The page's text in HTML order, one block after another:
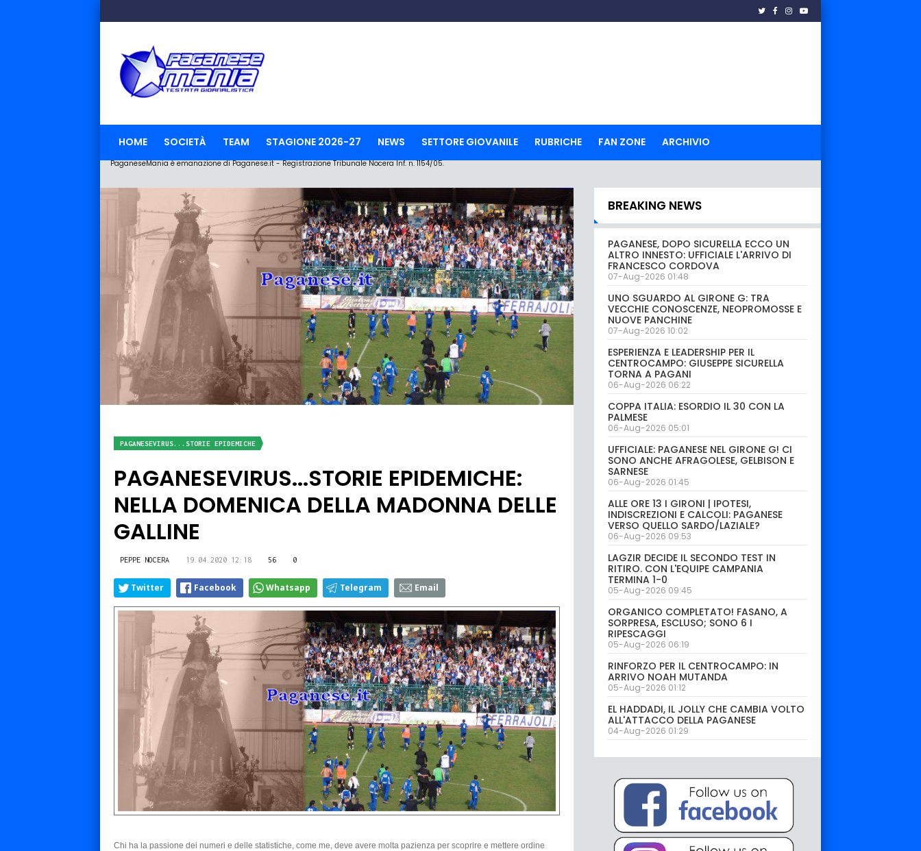
HOME SOCIETÀ TEAM STAGIONE 2026-27 NEWS SETTORE GIOVANILE RUBRICHE FAN ZONE ARCHIVIO
PaganeseMania è emanazione di Paganese.it - Registrazione Tribunale Nocera Inf. n. 1154/05.
PAGANESEVIRUS...STORIE EPIDEMICHE
PAGANESEVIRUS...STORIE EPIDEMICHE:
NELLA DOMENICA DELLA MADONNA DELLE
GALLINE
PEPPE NOCERA 19.04.2020 12:18 56 0
Twitter Facebook Whatsapp Telegram Email
Chi ha la passione dei numeri e delle statistiche, come me, deve avere molta pazienza per scoprire e mettere ordine
BREAKING NEWS
PAGANESE, DOPO SICURELLA ECCO UN
ALTRO INNESTO: UFFICIALE L'ARRIVO DI
FRANCESCO CORDOVA
07-Aug-2026 01:48
UNO SGUARDO AL GIRONE G: TRA
VECCHIE CONOSCENZE, NEOPROMOSSE E
NUOVE PANCHINE
07-Aug-2026 10:02
ESPERIENZA E LEADERSHIP PER IL
CENTROCAMPO: GIUSEPPE SICURELLA
TORNA A PAGANI
06-Aug-2026 06:22
COPPA ITALIA: ESORDIO IL 30 CON LA
PALMESE
06-Aug-2026 05:01
UFFICIALE: PAGANESE NEL GIRONE G! CI
SONO ANCHE AFRAGOLESE, GELBISON E
SARNESE
06-Aug-2026 01:45
ALLE ORE 13 I GIRONI | IPOTESI,
INDISCREZIONI E CALCOLI: PAGANESE
VERSO QUELLO SARDO/LAZIALE?
06-Aug-2026 09:53
LAGZIR DECIDE IL SECONDO TEST IN
RITIRO. CON L'EQUIPE CAMPANIA
TERMINA 1-0
05-Aug-2026 09:45
ORGANICO COMPLETATO! FASANO, A
SORPRESA, ESCLUSO; SONO 6 I
RIPESCAGGI
05-Aug-2026 06:19
RINFORZO PER IL CENTROCAMPO: IN
ARRIVO NOAH MUTANDA
05-Aug-2026 01:12
EL HADDADI, IL JOLLY CHE CAMBIA VOLTO
ALL'ATTACCO DELLA PAGANESE
04-Aug-2026 01:29